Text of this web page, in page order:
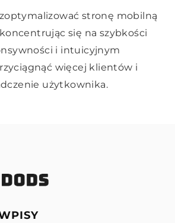
uwagę przy wyborze studia
Twoje zdjęcia spełniały
Poznaj najważniejsze
Twój projekt stanie się
stronę mobilną
się na szybkości
i intuicyjnym
więcej klientów i
użytkownika.
czynniki warto wziąć pod
gwoździarki do zadań
różne typy urządzeń, ich
aby znaleźć idealne